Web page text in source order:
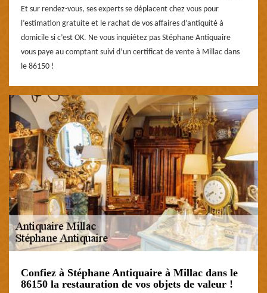
Et sur rendez-vous, ses experts se déplacent chez vous pour
l’estimation gratuite et le rachat de vos affaires d’antiquité à
domicile si c’est OK. Ne vous inquiétez pas Stéphane Antiquaire
vous paye au comptant suivi d’un certificat de vente à Millac dans
le 86150 !
Confiez à Stéphane Antiquaire à Millac dans le
86150 la restauration de vos objets de valeur !